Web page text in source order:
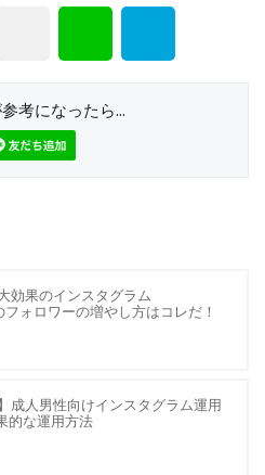
考になったら...
効果のインスタグラム
フォロワーの増やし方はコレだ！
成人男性向けインスタグラム運用
的な運用方法